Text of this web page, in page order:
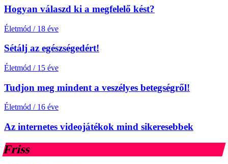
Hogyan válaszd ki a megfelelő kést?
Életmód / 18 éve
Sétálj az egészségedért!
Életmód / 15 éve
Tudjon meg mindent a veszélyes betegségről!
Életmód / 16 éve
Az internetes videojátékok mind sikeresebbek
Friss